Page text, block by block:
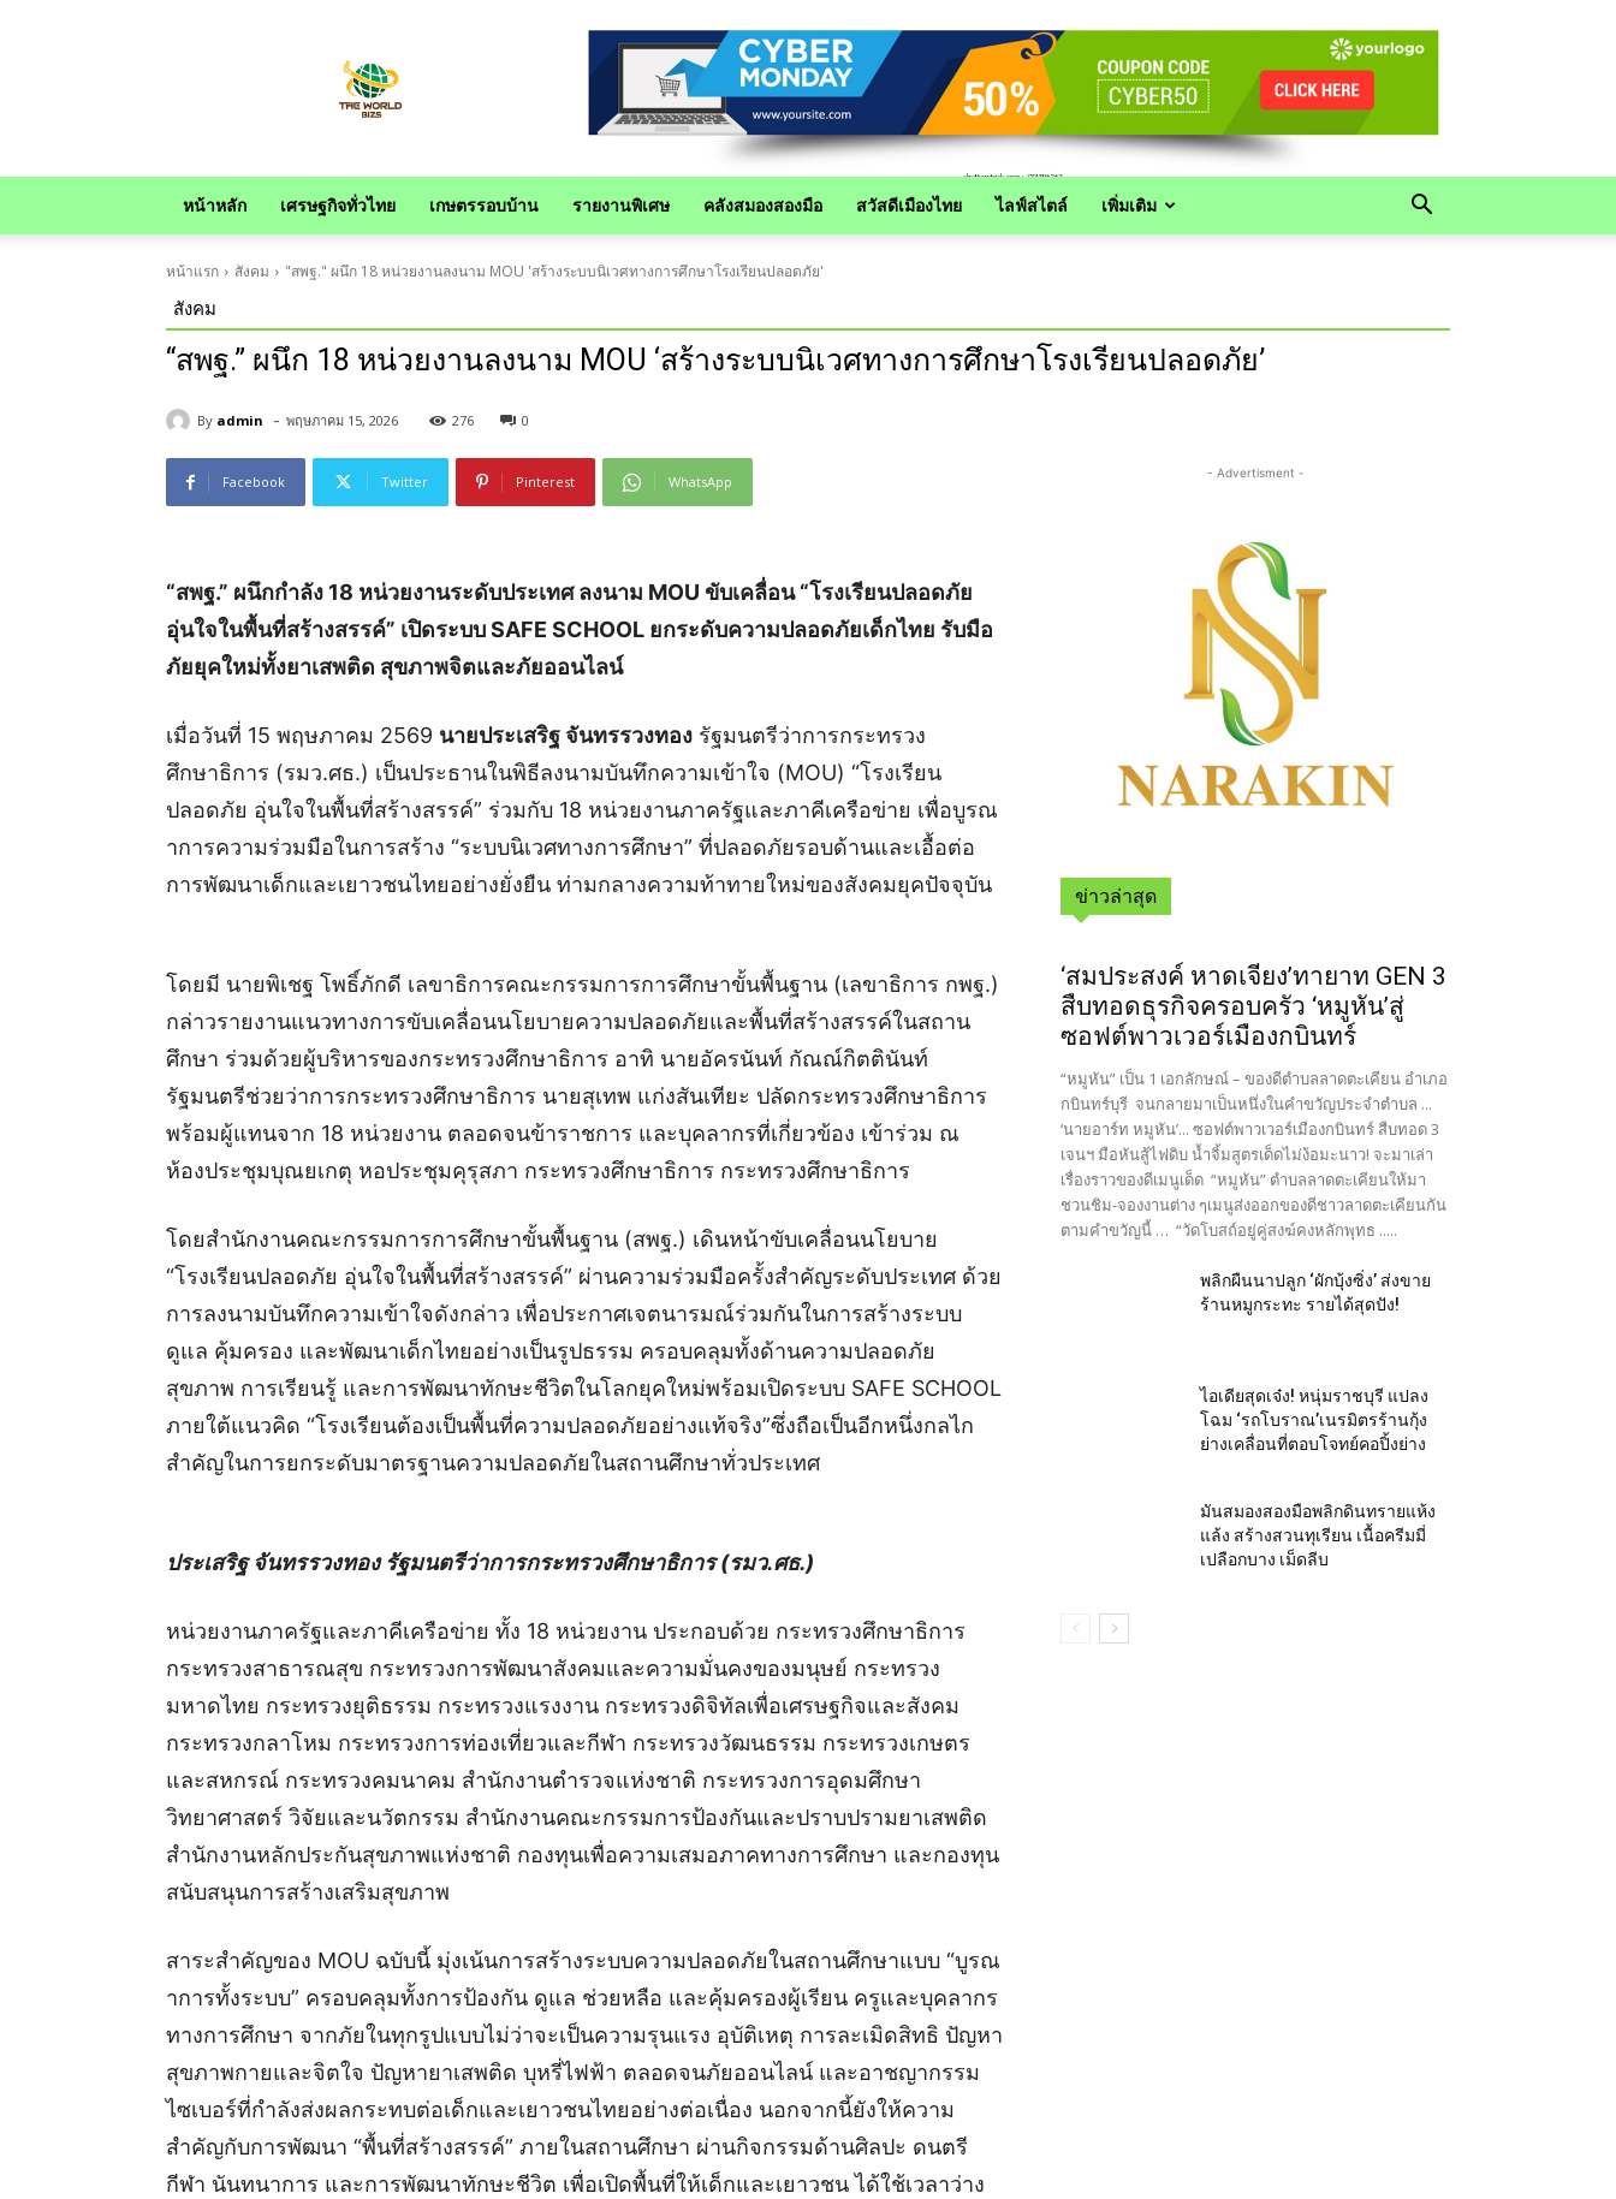
หน้าหลัก เศรษฐกิจทั่วไทย เกษตรรอบบ้าน รายงานพิเศษ คลังสมองสองมือ สวัสดีเมืองไทย ไลฟ์สไตล์ เพิ่มเติม
หน้าแรก สังคม "สพฐ." ผนึก 18 หน่วยงานลงนาม MOU 'สร้างระบบนิเวศทางการศึกษาโรงเรียนปลอดภัย'
สังคม
“สพฐ.” ผนึก 18 หน่วยงานลงนาม MOU ‘สร้างระบบนิเวศทางการศึกษาโรงเรียนปลอดภัย’
By admin - พฤษภาคม 15, 2026 276 0
Facebook Twitter Pinterest WhatsApp
“สพฐ.” ผนึกกำลัง 18 หน่วยงานระดับประเทศ ลงนาม MOU ขับเคลื่อน “โรงเรียนปลอดภัย
อุ่นใจในพื้นที่สร้างสรรค์” เปิดระบบ SAFE SCHOOL ยกระดับความปลอดภัยเด็กไทย รับมือ
ภัยยุคใหม่ทั้งยาเสพติด สุขภาพจิตและภัยออนไลน์
เมื่อวันที่ 15 พฤษภาคม 2569 นายประเสริฐ จันทรรวงทอง รัฐมนตรีว่าการกระทรวง
ศึกษาธิการ (รมว.ศธ.) เป็นประธานในพิธีลงนามบันทึกความเข้าใจ (MOU) “โรงเรียน
ปลอดภัย อุ่นใจในพื้นที่สร้างสรรค์” ร่วมกับ 18 หน่วยงานภาครัฐและภาคีเครือข่าย เพื่อบูรณ
าการความร่วมมือในการสร้าง “ระบบนิเวศทางการศึกษา” ที่ปลอดภัยรอบด้านและเอื้อต่อ
การพัฒนาเด็กและเยาวชนไทยอย่างยั่งยืน ท่ามกลางความท้าทายใหม่ของสังคมยุคปัจจุบัน
โดยมี นายพิเชฐ โพธิ์ภักดี เลขาธิการคณะกรรมการการศึกษาขั้นพื้นฐาน (เลขาธิการ กพฐ.)
กล่าวรายงานแนวทางการขับเคลื่อนนโยบายความปลอดภัยและพื้นที่สร้างสรรค์ในสถาน
ศึกษา ร่วมด้วยผู้บริหารของกระทรวงศึกษาธิการ อาทิ นายอัครนันท์ กัณณ์กิตตินันท์
รัฐมนตรีช่วยว่าการกระทรวงศึกษาธิการ นายสุเทพ แก่งสันเทียะ ปลัดกระทรวงศึกษาธิการ
พร้อมผู้แทนจาก 18 หน่วยงาน ตลอดจนข้าราชการ และบุคลากรที่เกี่ยวข้อง เข้าร่วม ณ
ห้องประชุมบุณยเกตุ หอประชุมคุรุสภา กระทรวงศึกษาธิการ กระทรวงศึกษาธิการ
โดยสำนักงานคณะกรรมการการศึกษาขั้นพื้นฐาน (สพฐ.) เดินหน้าขับเคลื่อนนโยบาย
“โรงเรียนปลอดภัย อุ่นใจในพื้นที่สร้างสรรค์” ผ่านความร่วมมือครั้งสำคัญระดับประเทศ ด้วย
การลงนามบันทึกความเข้าใจดังกล่าว เพื่อประกาศเจตนารมณ์ร่วมกันในการสร้างระบบ
ดูแล คุ้มครอง และพัฒนาเด็กไทยอย่างเป็นรูปธรรม ครอบคลุมทั้งด้านความปลอดภัย
สุขภาพ การเรียนรู้ และการพัฒนาทักษะชีวิตในโลกยุคใหม่พร้อมเปิดระบบ SAFE SCHOOL
ภายใต้แนวคิด “โรงเรียนต้องเป็นพื้นที่ความปลอดภัยอย่างแท้จริง”ซึ่งถือเป็นอีกหนึ่งกลไก
สำคัญในการยกระดับมาตรฐานความปลอดภัยในสถานศึกษาทั่วประเทศ
ประเสริฐ จันทรรวงทอง รัฐมนตรีว่าการกระทรวงศึกษาธิการ (รมว.ศธ.)
หน่วยงานภาครัฐและภาคีเครือข่าย ทั้ง 18 หน่วยงาน ประกอบด้วย กระทรวงศึกษาธิการ
กระทรวงสาธารณสุข กระทรวงการพัฒนาสังคมและความมั่นคงของมนุษย์ กระทรวง
มหาดไทย กระทรวงยุติธรรม กระทรวงแรงงาน กระทรวงดิจิทัลเพื่อเศรษฐกิจและสังคม
กระทรวงกลาโหม กระทรวงการท่องเที่ยวและกีฬา กระทรวงวัฒนธรรม กระทรวงเกษตร
และสหกรณ์ กระทรวงคมนาคม สำนักงานตำรวจแห่งชาติ กระทรวงการอุดมศึกษา
วิทยาศาสตร์ วิจัยและนวัตกรรม สำนักงานคณะกรรมการป้องกันและปราบปรามยาเสพติด
สำนักงานหลักประกันสุขภาพแห่งชาติ กองทุนเพื่อความเสมอภาคทางการศึกษา และกองทุน
สนับสนุนการสร้างเสริมสุขภาพ
สาระสำคัญของ MOU ฉบับนี้ มุ่งเน้นการสร้างระบบความปลอดภัยในสถานศึกษาแบบ “บูรณ
าการทั้งระบบ” ครอบคลุมทั้งการป้องกัน ดูแล ช่วยหลือ และคุ้มครองผู้เรียน ครูและบุคลากร
ทางการศึกษา จากภัยในทุกรูปแบบไม่ว่าจะเป็นความรุนแรง อุบัติเหตุ การละเมิดสิทธิ ปัญหา
สุขภาพกายและจิตใจ ปัญหายาเสพติด บุหรี่ไฟฟ้า ตลอดจนภัยออนไลน์ และอาชญากรรม
ไซเบอร์ที่กำลังส่งผลกระทบต่อเด็กและเยาวชนไทยอย่างต่อเนื่อง นอกจากนี้ยังให้ความ
สำคัญกับการพัฒนา “พื้นที่สร้างสรรค์” ภายในสถานศึกษา ผ่านกิจกรรมด้านศิลปะ ดนตรี
กีฬา นันทนาการ และการพัฒนาทักษะชีวิต เพื่อเปิดพื้นที่ให้เด็กและเยาวชน ได้ใช้เวลาว่าง
- Advertisment -
ข่าวล่าสุด
‘สมประสงค์ หาดเจียง’ทายาท GEN 3
สืบทอดธุรกิจครอบครัว ‘หมูหัน’สู่
ซอฟต์พาวเวอร์เมืองกบินทร์
“หมูหัน” เป็น 1 เอกลักษณ์ – ของดีตำบลลาดตะเคียน อำเภอ
กบินทร์บุรี จนกลายมาเป็นหนึ่งในคำขวัญประจำตำบล ...
‘นายอาร์ท หมูหัน’... ซอฟต์พาวเวอร์เมืองกบินทร์ สืบทอด 3
เจนฯ มือหันสู้ไฟดิบ น้ำจิ้มสูตรเด็ดไม่ง้อมะนาว! จะมาเล่า
เรื่องราวของดีเมนูเด็ด “หมูหัน” ตำบลลาดตะเคียนให้มา
ชวนชิม-จองงานต่าง ๆเมนูส่งออกของดีชาวลาดตะเคียนกัน
ตามคำขวัญนี้ … “วัดโบสถ์อยู่คู่สงฆ์คงหลักพุทธ .....
พลิกผืนนาปลูก ‘ผักบุ้งซิ่ง’ ส่งขาย
ร้านหมูกระทะ รายได้สุดปัง!
ไอเดียสุดเจ๋ง! หนุ่มราชบุรี แปลง
โฉม ‘รถโบราณ’เนรมิตรร้านกุ้ง
ย่างเคลื่อนที่ตอบโจทย์คอปิ้งย่าง
มันสมองสองมือพลิกดินทรายแห้ง
แล้ง สร้างสวนทุเรียน เนื้อครีมมี่
เปลือกบาง เม็ดลีบ